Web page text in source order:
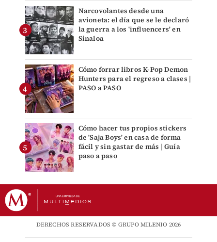
Narcovolantes desde una
avioneta: el día que se le declaró
la guerra a los 'influencers' en
Sinaloa
Cómo forrar libros K-Pop Demon
Hunters para el regreso a clases |
PASO a PASO
Cómo hacer tus propios stickers
de 'Saja Boys' en casa de forma
fácil y sin gastar de más | Guía
paso a paso
DERECHOS RESERVADOS © GRUPO MILENIO 2026